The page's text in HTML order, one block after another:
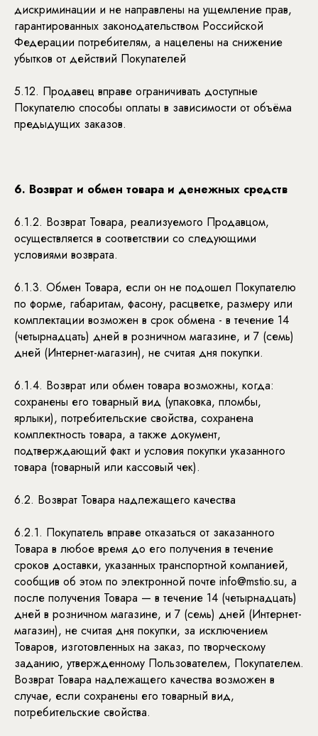
дискриминации и не направлены на ущемление прав,
гарантированных законодательством Российской
Федерации потребителям, а нацелены на снижение
убытков от действий Покупателей
5.12. Продавец вправе ограничивать доступные
Покупателю способы оплаты в зависимости от объёма
предыдущих заказов.
6. Возврат и обмен товара и денежных средств
6.1.2. Возврат Товара, реализуемого Продавцом,
осуществляется в соответствии со следующими
условиями возврата.
6.1.3. Обмен Товара, если он не подошел Покупателю
по форме, габаритам, фасону, расцветке, размеру или
комплектации возможен в срок обмена - в течение 14
(четырнадцать) дней в розничном магазине, и 7 (семь)
дней (Интернет-магазин), не считая дня покупки.
6.1.4. Возврат или обмен товара возможны, когда:
сохранены его товарный вид (упаковка, пломбы,
ярлыки), потребительские свойства, сохранена
комплектность товара, а также документ,
подтверждающий факт и условия покупки указанного
товара (товарный или кассовый чек).
6.2. Возврат Товара надлежащего качества
6.2.1. Покупатель вправе отказаться от заказанного
Товара в любое время до его получения в течение
сроков доставки, указанных транспортной компанией,
сообщив об этом по электронной почте info@mstio.su, а
после получения Товара — в течение 14 (четырнадцать)
дней в розничном магазине, и 7 (семь) дней (Интернет-
магазин), не считая дня покупки, за исключением
Товаров, изготовленных на заказ, по творческому
заданию, утвержденному Пользователем, Покупателем.
Возврат Товара надлежащего качества возможен в
случае, если сохранены его товарный вид,
потребительские свойства.